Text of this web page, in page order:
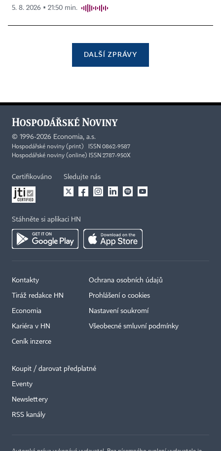
5. 8. 2026 ▪ 21:50 min.
DALŠÍ ZPRÁVY
© 1996-2026 Economia, a.s.
Hospodářské noviny (print) ISSN 0862-9587
Hospodářské noviny (online) ISSN 2787-950X
Certifikováno Sledujte nás
Stáhněte si aplikaci HN
Kontakty
Tiráž redakce HN
Economia
Kariéra v HN
Ceník inzerce
Ochrana osobních údajů
Prohlášení o cookies
Nastavení soukromí
Všeobecné smluvní podmínky
Koupit / darovat předplatné
Eventy
Newslettery
RSS kanály